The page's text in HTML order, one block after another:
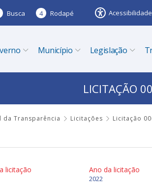
Busca 4 Rodapé Acessibilidade
Município Legislação
LICITAÇÃO
da Transparência Licitações Licitação
licitação Ano da licitação
2022